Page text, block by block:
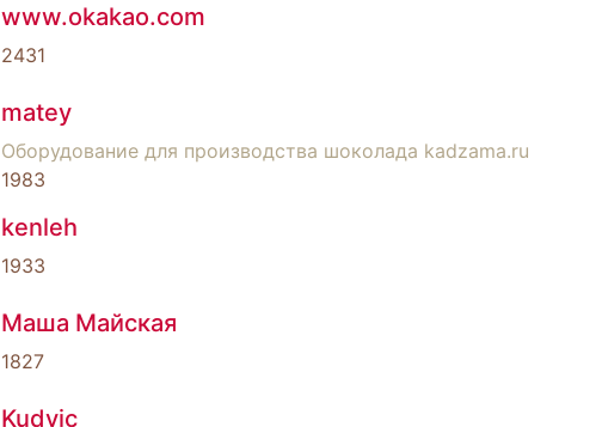
www.okakao.com
2431
matey
Оборудование для производства шоколада kadzama.ru
1983
kenleh
1933
Маша Майская
1827
Kudvic